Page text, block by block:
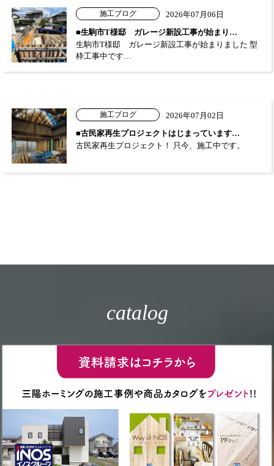
施工ブログ
2026年07月06日
■生駒市T様邸 ガレージ新設工事が始まり…
生駒市T様邸 ガレージ新設工事が始まりました 型
枠工事中です…
施工ブログ
2026年07月02日
■古民家再生プロジェクトはじまっています…
古民家再生プロジェクト！ 只今、施工中です。
catalog